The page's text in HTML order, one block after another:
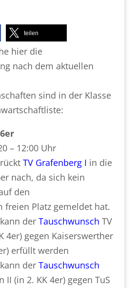
teilen
hier die
nach dem aktuellen
sind in der Klasse
– 12:00 Uhr
TV Grafenberg I in die
nach, da sich kein
den
freien Platz gemeldet hat.
der Tauschwunsch TV
4er) gegen Kaiserswerther
erfüllt werden
der Tauschwunsch
II (in 2. KK 4er) gegen TuS